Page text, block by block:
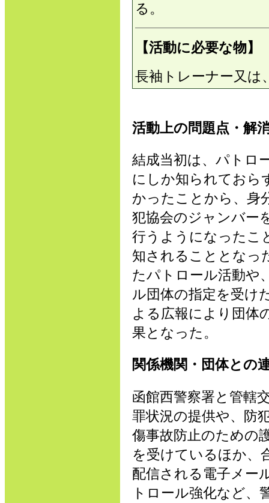
る。
【活動に必要な物】
長袖トレーナー又は
活動上の問題点・解
結成当初は、パトロ
にしか知られておら
かったことから、身
犯協会のジャンバー
行うようになったこ
知されることとなっ
たパトロール活動や
ル団体の指定を受け
よる広報により団体
果となった。
関係機関・団体との
函館西警察署と管轄
罪状況の提供や、防
傷事故防止のための
を受けているほか、
配信される電子メー
トロール強化など、